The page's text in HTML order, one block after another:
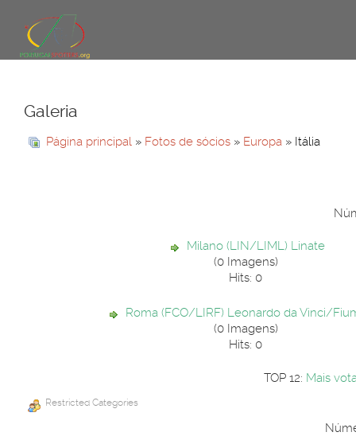
Galeria
Página principal » Fotos de sócios » Europa » Itália
Milano (LIN/LIML) Linate
(0 Imagens)
Hits: 0
Roma (FCO/LIRF) Leonardo da Vinci/
(0 Imagens)
Hits: 0
TOP 12: Mais
Restricted Categories